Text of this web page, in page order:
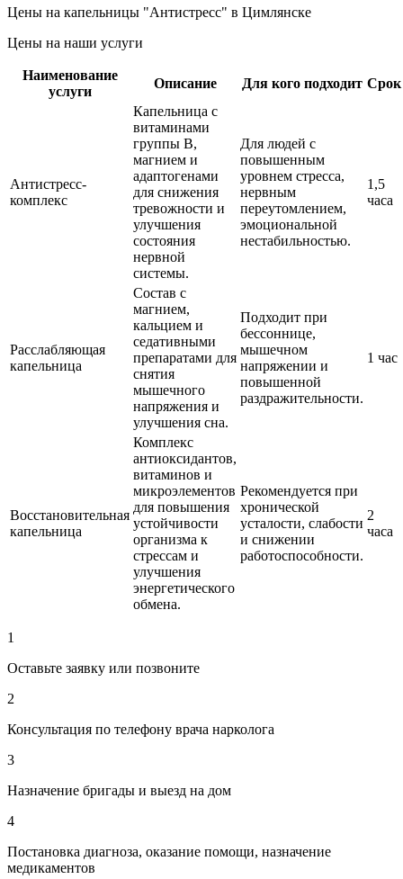
Цены на капельницы "Антистресс" в Цимлянске
Цены на наши услуги
Наименование
услуги
Описание Для кого подходит Срок
Антистресс-
комплекс
Капельница с
витаминами
группы B,
магнием и
адаптогенами
для снижения
тревожности и
улучшения
состояния
нервной
системы.
Для людей с
повышенным
уровнем стресса,
нервным
переутомлением,
эмоциональной
нестабильностью.
1,5
часа
Расслабляющая
капельница
Состав с
магнием,
кальцием и
седативными
препаратами для
снятия
мышечного
напряжения и
улучшения сна.
Подходит при
бессоннице,
мышечном
напряжении и
повышенной
раздражительности.
1 час
Восстановительная
капельница
Комплекс
антиоксидантов,
витаминов и
микроэлементов
для повышения
устойчивости
организма к
стрессам и
улучшения
энергетического
обмена.
Рекомендуется при
хронической
усталости, слабости
и снижении
работоспособности.
2
часа
1
Оставьте заявку или позвоните
2
Консультация по телефону врача нарколога
3
Назначение бригады и выезд на дом
4
Постановка диагноза, оказание помощи, назначение
медикаментов